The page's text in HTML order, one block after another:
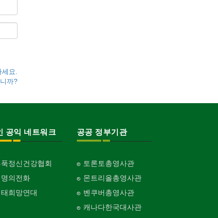
요.
까?
공익 네트워크
정신건강협회
의전화
희망연대
공공 정부기관
토론토총영사관
몬트리올총영사관
벤쿠버총영사관
캐나다한국대사관